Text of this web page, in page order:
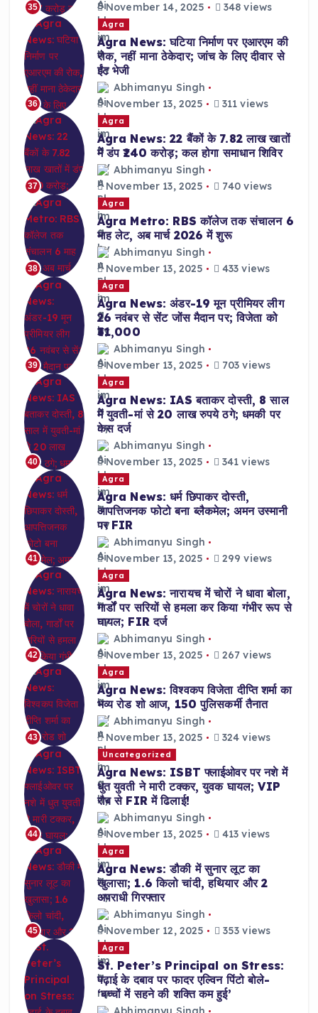
35
November 14, 2025
348 views
36
Agra
Agra News: घटिया निर्माण पर एआरएम की
रोक, नहीं माना ठेकेदार; जांच के लिए दीवार से
ईंट भेजी
Abhimanyu Singh
November 13, 2025
311 views
37
Agra
Agra News: 22 बैंकों के 7.82 लाख खातों
में डंप ₹240 करोड़; कल होगा समाधान शिविर
Abhimanyu Singh
November 13, 2025
740 views
38
Agra
Agra Metro: RBS कॉलेज तक संचालन 6
माह लेट, अब मार्च 2026 में शुरू
Abhimanyu Singh
November 13, 2025
433 views
39
Agra
Agra News: अंडर-19 मून प्रीमियर लीग
26 नवंबर से सेंट जोंस मैदान पर; विजेता को
₹31,000
Abhimanyu Singh
November 13, 2025
703 views
40
Agra
Agra News: IAS बताकर दोस्ती, 8 साल
में युवती-मां से 20 लाख रुपये ठगे; धमकी पर
केस दर्ज
Abhimanyu Singh
November 13, 2025
341 views
41
Agra
Agra News: धर्म छिपाकर दोस्ती,
आपत्तिजनक फोटो बना ब्लैकमेल; अमन उस्मानी
पर FIR
Abhimanyu Singh
November 13, 2025
299 views
42
Agra
Agra News: नारायच में चोरों ने धावा बोला,
गार्डों पर सरियों से हमला कर किया गंभीर रूप से
घायल; FIR दर्ज
Abhimanyu Singh
November 13, 2025
267 views
43
Agra
Agra News: विश्वकप विजेता दीप्ति शर्मा का
भव्य रोड शो आज, 150 पुलिसकर्मी तैनात
Abhimanyu Singh
November 13, 2025
324 views
44
Uncategorized
Agra News: ISBT फ्लाईओवर पर नशे में
धुत युवती ने मारी टक्कर, युवक घायल; VIP
रौब से FIR में ढिलाई!
Abhimanyu Singh
November 13, 2025
413 views
45
Agra
Agra News: डौकी में सुनार लूट का
खुलासा; 1.6 किलो चांदी, हथियार और 2
अपराधी गिरफ्तार
Abhimanyu Singh
November 12, 2025
353 views
Agra
St. Peter’s Principal on Stress:
पढ़ाई के दबाव पर फादर एल्विन पिंटो बोले-
‘बच्चों में सहने की शक्ति कम हुई’